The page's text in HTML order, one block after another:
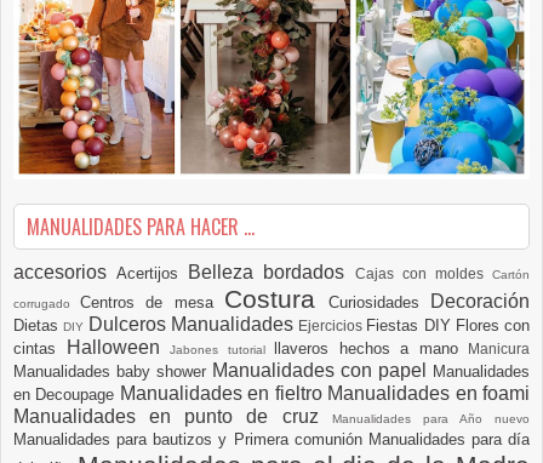
MANUALIDADES PARA HACER ...
accesoriosAcertijos Belleza bordados Cajas con moldesCartón
corrugadoCentros de mesa Costura Curiosidades Decoración
DietasDIY Dulceros Manualidades Ejercicios Fiestas DIY Flores con
cintas
Halloween Jabones tutorial llaveros hechos a mano Manicura
Manualidades baby shower Manualidades con papel
Manualidades
en Decoupage Manualidades en fieltro Manualidades en foami
Manualidades en punto de cruz
Manualidades para Año nuevo
Manualidades para bautizos y Primera comunión Manualidades para día